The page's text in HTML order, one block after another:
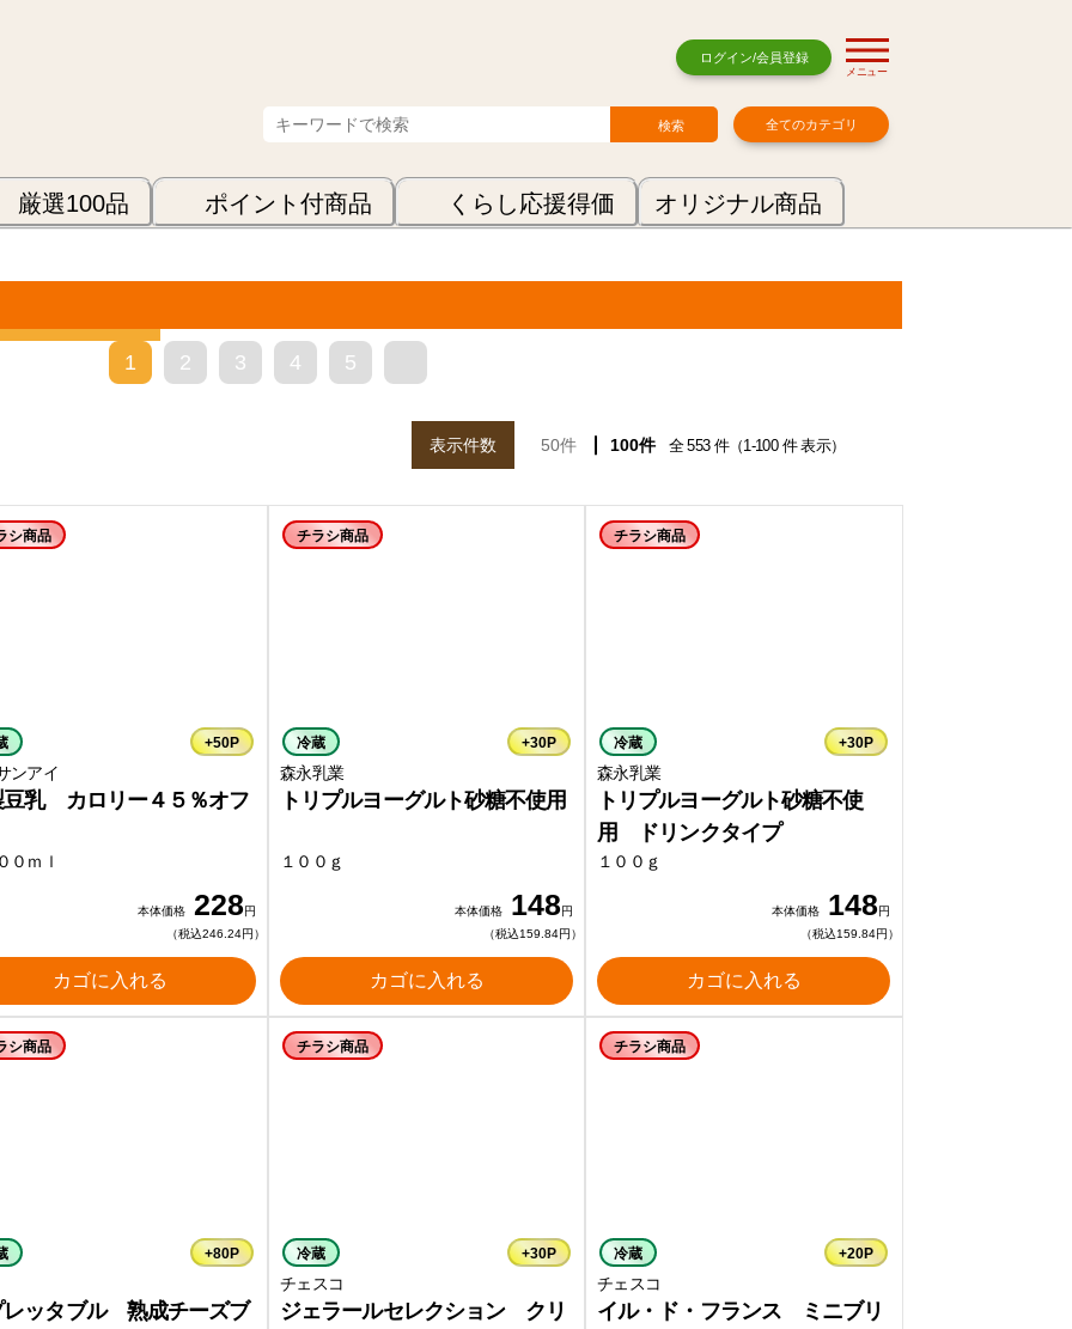
ログイン/会員登録
メニュー
全てのカテゴリ
厳選100品 ポイント付商品 くらし応援得価 オリジナル商品
1 2 3 4 5
表示件数 50件 100件 全 553 件（1-100 件 表示）
シ商品
+50P
ンアイ
豆乳 カロリー４５％オフ
０ｍｌ
本体価格 228円
（税込246.24円）
カゴに入れる
チラシ商品
冷蔵 +30P
森永乳業
トリプルヨーグルト砂糖不使用
１００ｇ
本体価格 148円
（税込159.84円）
カゴに入れる
チラシ商品
冷蔵 +30P
森永乳業
トリプルヨーグルト砂糖不使
用 ドリンクタイプ
１００ｇ
本体価格 148円
（税込159.84円）
カゴに入れる
シ商品
+80P
レッタブル 熟成チーズブ
チラシ商品
冷蔵 +30P
チェスコ
ジェラールセレクション クリ
チラシ商品
冷蔵 +20P
チェスコ
イル・ド・フランス ミニブリ